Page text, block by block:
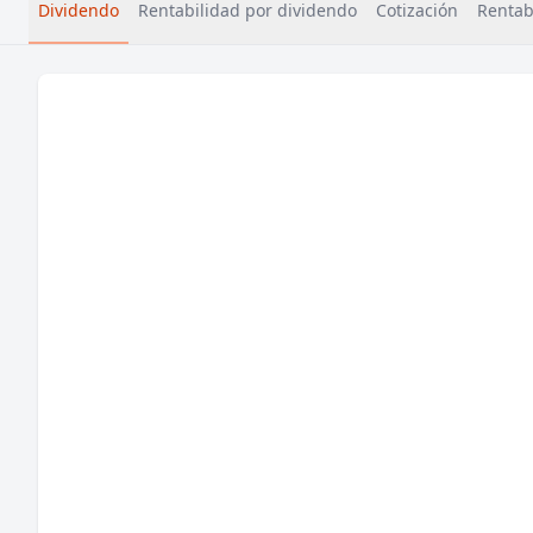
Dividendo Rentabilidad por dividendo Cotización